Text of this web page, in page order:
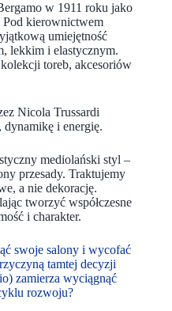
w 1911 roku jako
Pod kierownictwem
umiejętność
lekkim i elastycznym.
toreb, akcesoriów
Nicola Trussardi
i energię.
mediolański styl –
przesady. Traktujemy
a nie dekorację.
tworzyć współczesne
i charakter.
swoje salony i wycofać
tamtej decyzji
zamierza wyciągnąć
rozwoju?